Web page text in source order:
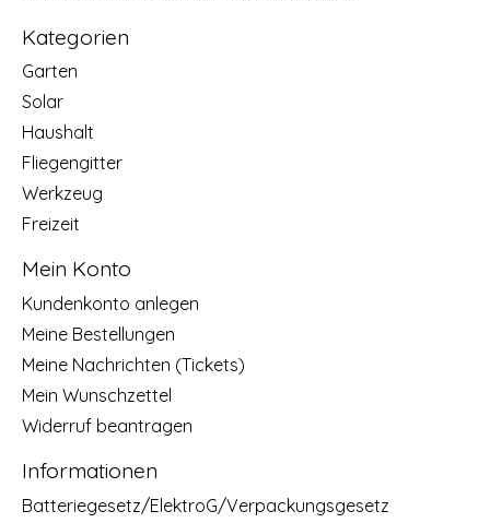
Kategorien
Garten
Solar
Haushalt
Fliegengitter
Werkzeug
Freizeit
Mein Konto
Kundenkonto anlegen
Meine Bestellungen
Meine Nachrichten (Tickets)
Mein Wunschzettel
Widerruf beantragen
Informationen
Batteriegesetz/ElektroG/Verpackungsgesetz